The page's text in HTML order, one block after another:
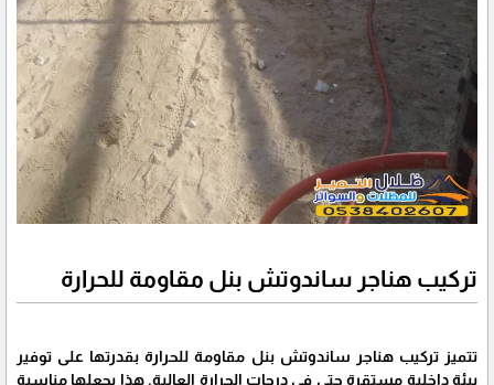
تركيب هناجر ساندوتش بنل مقاومة للحرارة
تتميز تركيب هناجر ساندوتش بنل مقاومة للحرارة بقدرتها على توفير
بيئة داخلية مستقرة حتى في درجات الحرارة العالية. هذا يجعلها مناسبة